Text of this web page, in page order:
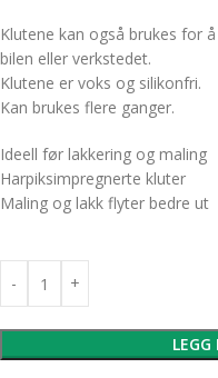
Klutene kan også brukes for
bilen eller verkstedet.
Klutene er voks og silikonfri.
Kan brukes flere ganger.
Ideell før lakkering og maling
Harpiksimpregnerte kluter
Maling og lakk flyter bedre ut